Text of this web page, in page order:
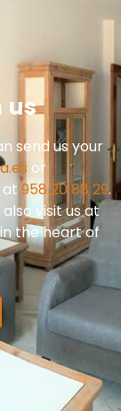
us
send us your
or
at958 20 88 29.
visit us at
the heart of